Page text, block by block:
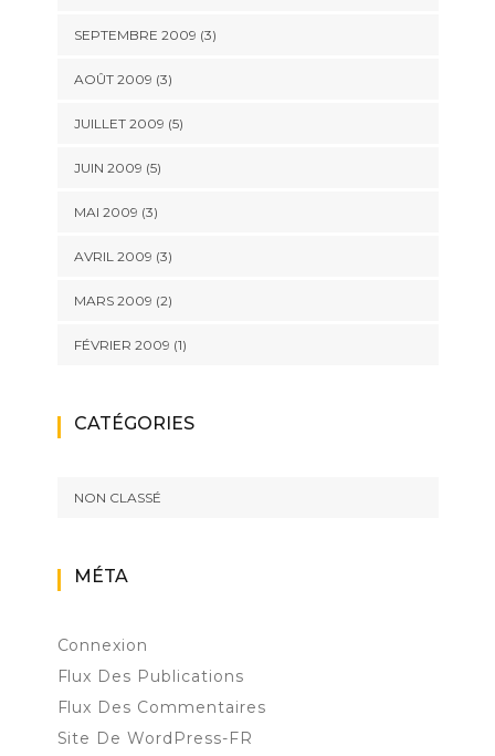
SEPTEMBRE 2009 (3)
AOÛT 2009 (3)
JUILLET 2009 (5)
JUIN 2009 (5)
MAI 2009 (3)
AVRIL 2009 (3)
MARS 2009 (2)
FÉVRIER 2009 (1)
CATÉGORIES
NON CLASSÉ
MÉTA
Connexion
Flux Des Publications
Flux Des Commentaires
Site De WordPress-FR